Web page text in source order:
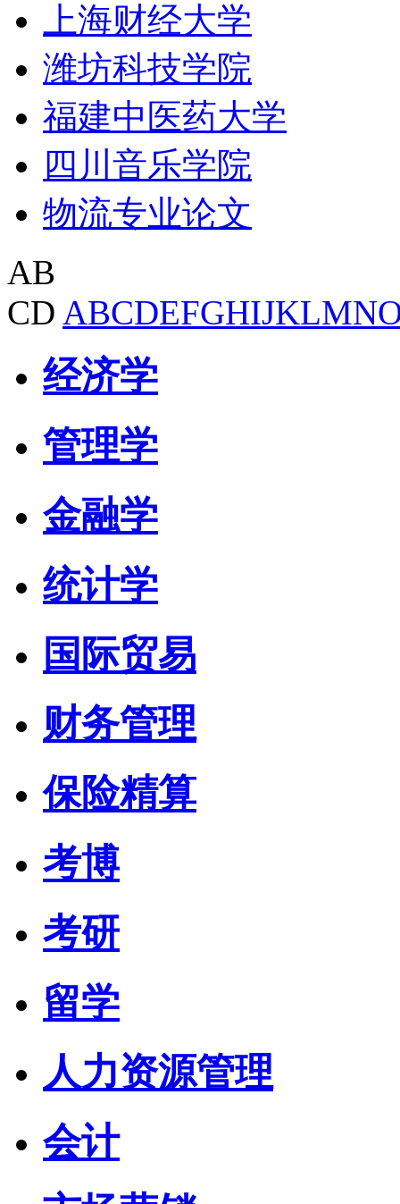
上海财经大学
潍坊科技学院
福建中医药大学
四川音乐学院
物流专业论文
AB
CD ABCDEFGHIJKLMN
经济学
管理学
金融学
统计学
国际贸易
财务管理
保险精算
考博
考研
留学
人力资源管理
会计